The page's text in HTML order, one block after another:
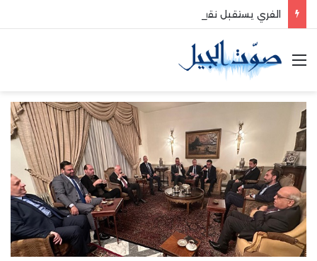
الفري يستقبل نقيب موظفي قاديشا
القائمة